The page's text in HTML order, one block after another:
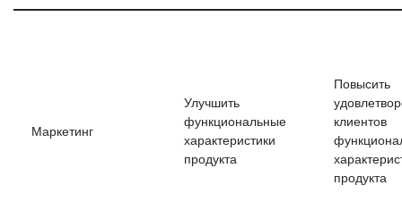
Маркетинг
Улучшить
функциональные
характеристики
продукта
Повысить
клиентов
продукта